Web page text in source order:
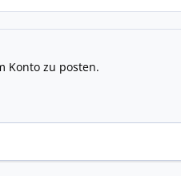
Konto zu posten.